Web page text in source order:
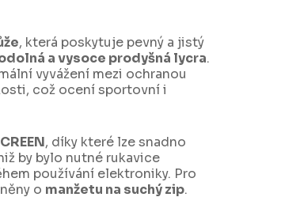
, která poskytuje pevný a jistý
a vysoce prodyšná lycra.
vyvážení mezi ochranou
což ocení sportovní i
, díky které lze snadno
by bylo nutné rukavice
používání elektroniky. Pro
o manžetu na suchý zip.